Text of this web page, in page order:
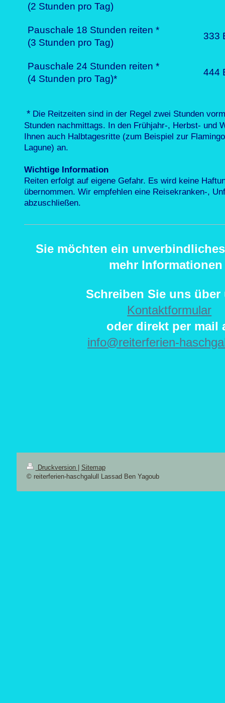
(2 Stunden pro Tag)
Pauschale 18 Stunden reiten *
(3 Stunden pro Tag)
333
Pauschale 24 Stunden reiten *
(4 Stunden pro Tag)*
444
* Die Reitzeiten sind in der Regel zwei Stunden
Stunden nachmittags. In den Frühjahr-, Herbst- und
Ihnen auch Halbtagesritte (zum Beispiel zur
Lagune) an.
Wichtige Information
Reiten erfolgt auf eigene Gefahr. Es wird keine
übernommen. Wir empfehlen eine Reisekranken-,
abzuschließen.
Sie möchten ein
mehr Informationen
Schreiben Sie uns über
Kontaktformular
oder direkt per mail
info@reiterferien-
Druckversion | Sitemap
© reiterferien-haschgalull Lassad Ben Yagoub